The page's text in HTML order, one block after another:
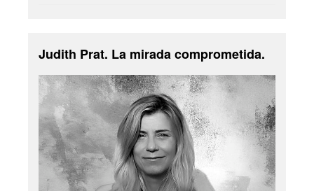
Judith Prat. La mirada comprometida.